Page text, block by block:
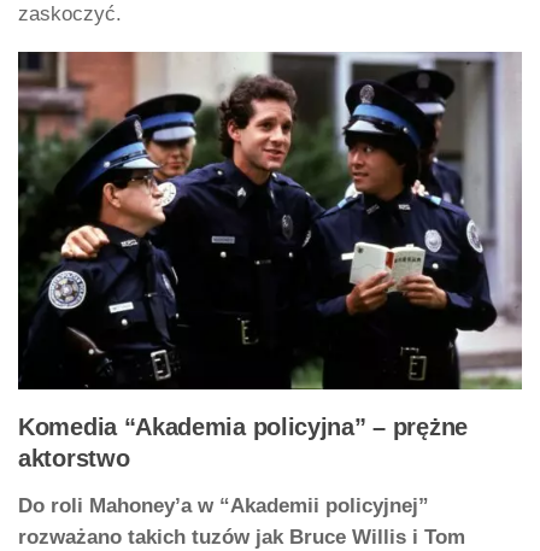
zaskoczyć.
Komedia “Akademia policyjna” – prężne
aktorstwo
Do roli Mahoney’a w “Akademii policyjnej”
rozważano takich tuzów jak Bruce Willis i Tom